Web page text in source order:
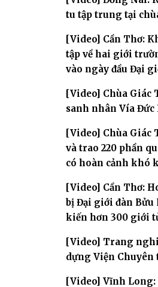
tu tập trung tại
[Video] Cần Thơ:
tập về hai giới
vào ngày đầu Đại
[Video] Chùa Giác
sanh nhân Vía Đức
[Video] Chùa Giác
và trao 220 phần
có hoàn cảnh khó
[Video] Cần Thơ:
bị Đại giới đàn Bửu
kiến hơn 300 giới
[Video] Trang
dựng Viện Chuyên
[Video] Vĩnh Long: